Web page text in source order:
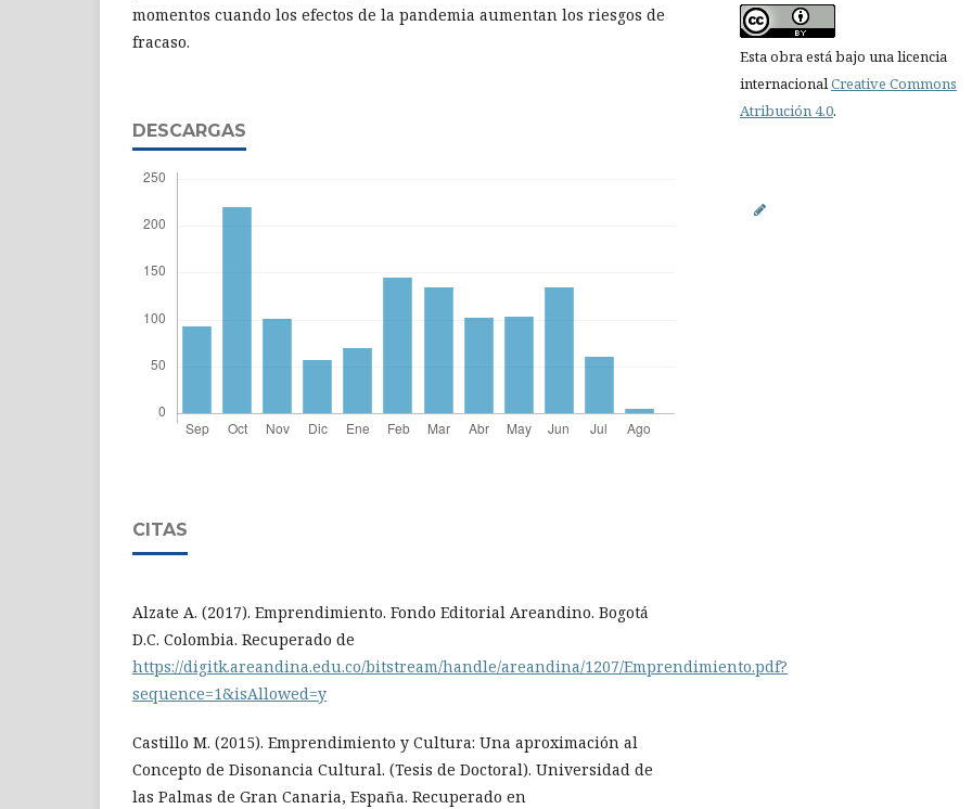
momentos cuando los efectos de la pandemia aumentan los riesgos de
fracaso.
DESCARGAS
CITAS
Alzate A. (2017). Emprendimiento. Fondo Editorial Areandino. Bogotá
D.C. Colombia. Recuperado de
https://digitk.areandina.edu.co/bitstream/handle/areandina/1207/Emprendimiento.pdf?
sequence=1&isAllowed=y
Castillo M. (2015). Emprendimiento y Cultura: Una aproximación al
Concepto de Disonancia Cultural. (Tesis de Doctoral). Universidad de
las Palmas de Gran Canaria, España. Recuperado en
Esta obra está bajo una licencia
internacional Creative Commons
Atribución 4.0.